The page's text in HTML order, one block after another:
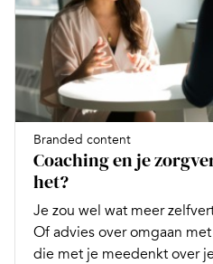
Branded content
Coaching en je
het?
Je zou wel wat meer
Of advies over omgaan
die met je meedenkt over